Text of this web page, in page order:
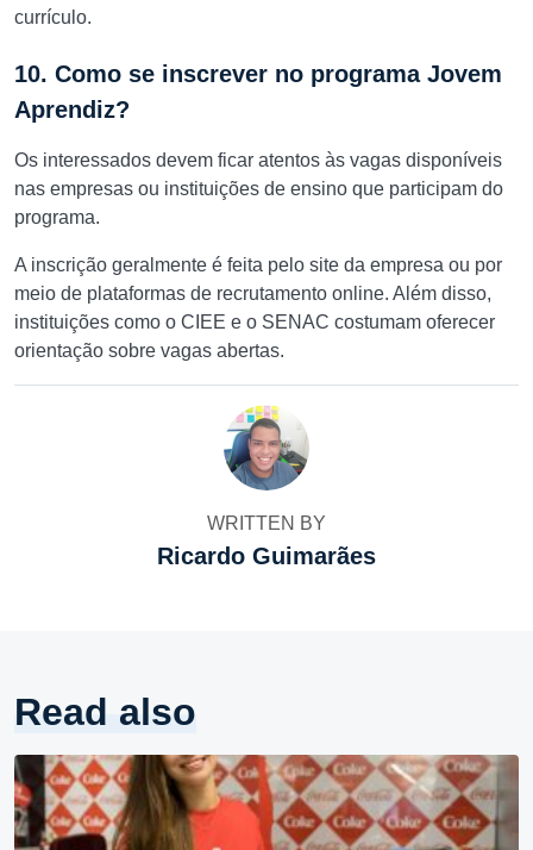
currículo.
10. Como se inscrever no programa Jovem
Aprendiz?
Os interessados devem ficar atentos às vagas disponíveis
nas empresas ou instituições de ensino que participam do
programa.
A inscrição geralmente é feita pelo site da empresa ou por
meio de plataformas de recrutamento online. Além disso,
instituições como o CIEE e o SENAC costumam oferecer
orientação sobre vagas abertas.
WRITTEN BY
Ricardo Guimarães
Read also